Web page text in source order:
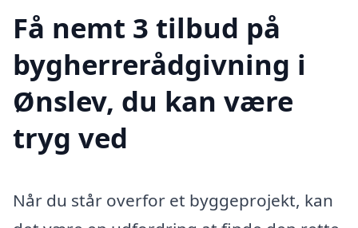
Få nemt 3 tilbud på
bygherrerådgivning i
Ønslev, du kan være
tryg ved
Når du står overfor et byggeprojekt, kan